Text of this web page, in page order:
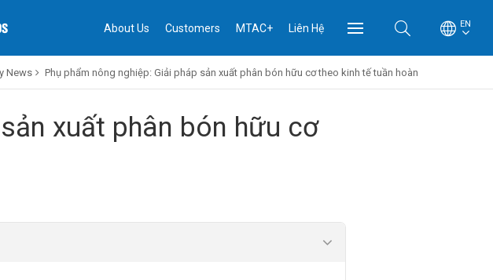
About Us Customers MTAC+ Liên Hệ EN
News Phụ phẩm nông nghiệp: Giải pháp sản xuất phân bón hữu cơ theo kinh tế tuần hoàn
xuất phân bón hữu cơ